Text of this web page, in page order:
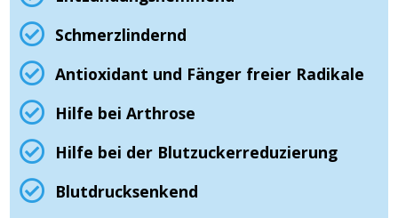
Schmerzlindernd
Antioxidant und Fänger freier Radikale
Hilfe bei Arthrose
Hilfe bei der Blutzuckerreduzierung
Blutdrucksenkend